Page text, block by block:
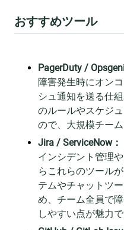
おすすめツール
PagerDuty /
障害発生時にオン
シュ通知を送る仕
のルールやスケジ
ので、大規模チー
Jira / ServiceNow：
インシデント管理
らこれらのツール
テムやチャットツ
め、チーム全員で
しやすい点が魅力で